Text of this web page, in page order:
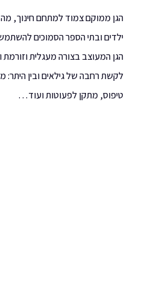
הגן ממוקם צמוד למתחם חינוך,
ילדים ובתי הספר הסמוכים
הגן המעוצב בצורה מעגלית
לקשת רחבה של גילאים ובין היתר:
טיפוס, מתקן לפעוטות ועוד…